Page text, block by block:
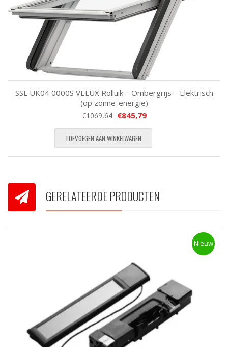
SSL UK04 0000S VELUX Rolluik – Ombergrijs – Elektrisch
(op zonne-energie)
€1069,64 €845,79
TOEVOEGEN AAN WINKELWAGEN
GERELATEERDE PRODUCTEN
Nieuw